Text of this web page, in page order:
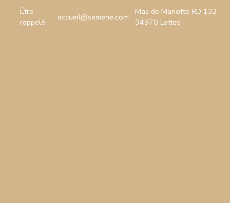
Être
rappelé
accueil@semene.com
Mas de Mariotte RD 132,
34970 Lattes